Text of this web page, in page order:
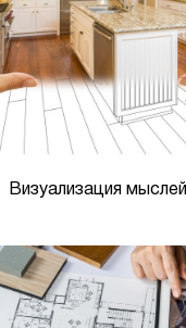
Визуализация мыслей